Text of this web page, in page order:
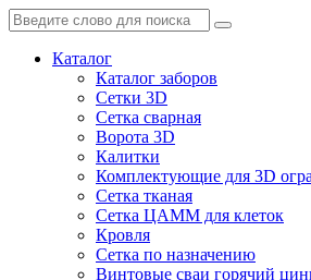
Каталог
Каталог заборов
Сетки 3D
Сетка сварная
Ворота 3D
Калитки
Комплектующие для 3D
Сетка тканая
Сетка ЦАММ для клеток
Кровля
Сетка по назначению
Винтовые сваи горячий